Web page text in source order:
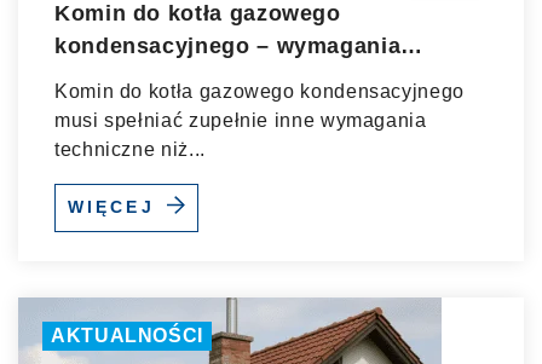
Komin do kotła gazowego
kondensacyjnego – wymagania
techniczne
Komin do kotła gazowego kondensacyjnego
musi spełniać zupełnie inne wymagania
techniczne niż...
WIĘCEJ
AKTUALNOŚCI